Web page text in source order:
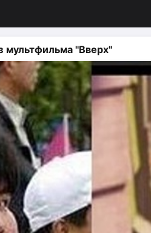
мультфильма "Вверх"